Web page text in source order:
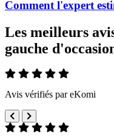
Comment l'expert
Les meilleurs
gauche
Avis vérifiés par eKomi